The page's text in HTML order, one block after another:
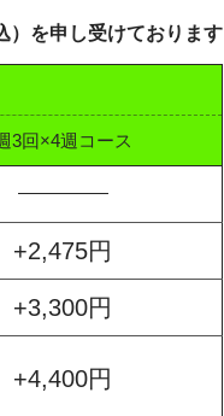
）を申し受けております
3回×4週コース
+2,475円
+3,300円
+4,400円